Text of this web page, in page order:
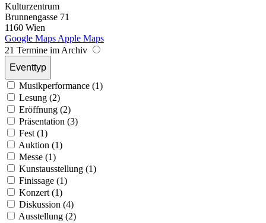
Kulturzentrum
Brunnengasse 71
1160 Wien
Google Maps Apple Maps
21 Termine im Archiv
Eventtyp
Musikperformance (1)
Lesung (2)
Eröffnung (2)
Präsentation (3)
Fest (1)
Auktion (1)
Messe (1)
Kunstausstellung (1)
Finissage (1)
Konzert (1)
Diskussion (4)
Ausstellung (2)